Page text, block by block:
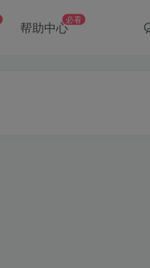
帮助中心必看